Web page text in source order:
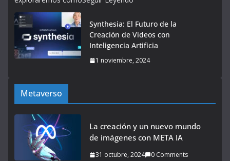
Synthesia: El Futuro de la
Creación de Videos con
Inteligencia Artificia
1 noviembre, 2024
Metaverso
La creación y un nuevo mundo
de imágenes con META IA
31 octubre, 2024 0 Comments